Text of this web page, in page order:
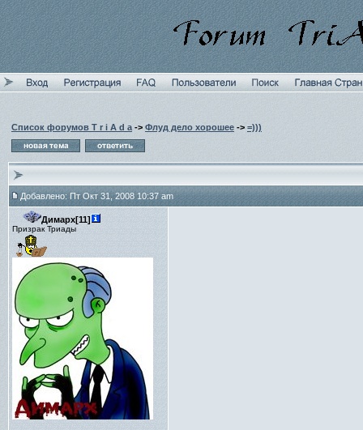
Список форумов T r i A d a -> Флуд дело хорошее -> =)))
Добавлено: Пт Окт 31, 2008 10:37 am
Димарх[11]
Призрак Триады